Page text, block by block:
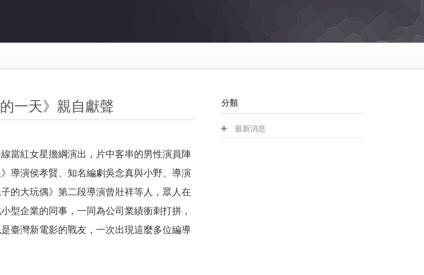
一天》親自獻聲
當紅女星擔綱演出，片中客串的男性演員陣
導演侯孝賢、知名編劇吳念真與小野、導演
的大玩偶》第二段導演曾壯祥等人，眾人在
型企業的同事，一同為公司業績衝刺打拼，
臺灣新電影的戰友，一次出現這麼多位編導
分類
最新消息